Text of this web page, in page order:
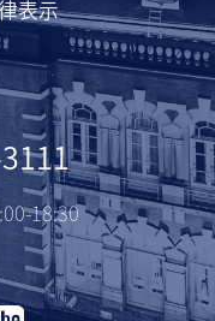
表示
18:30